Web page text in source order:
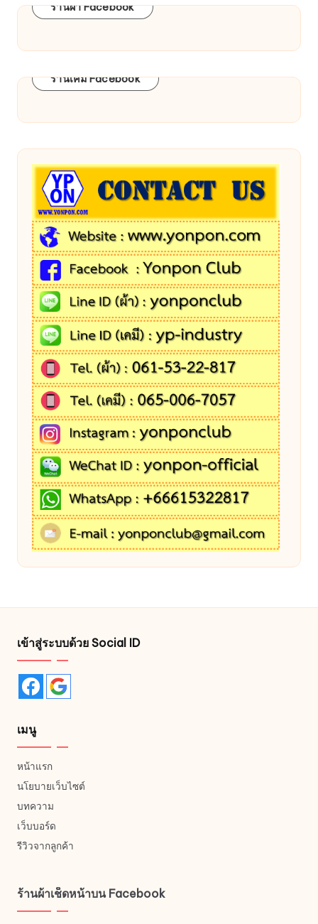
ร้านผ้า Facebook
ร้านเคมี Facebook
เข้าสู่ระบบด้วย Social ID
เมนู
หน้าแรก
นโยบายเว็บไซต์
บทความ
เว็บบอร์ด
รีวิวจากลูกค้า
ร้านผ้าเช็ดหน้าบน Facebook